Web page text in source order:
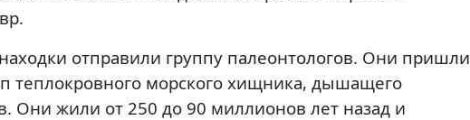
отправили группу палеонтологов. Они пришли
теплокровного морского хищника, дышащего
Они жили от 250 до 90 миллионов лет назад и